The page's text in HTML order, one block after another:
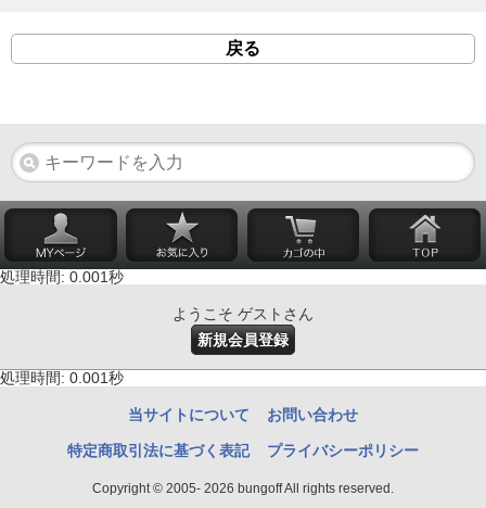
戻る
処理時間: 0.001秒
ようこそ ゲストさん
新規会員登録
処理時間: 0.001秒
当サイトについて お問い合わせ
特定商取引法に基づく表記 プライバシーポリシー
Copyright © 2005- 2026 bungoff All rights reserved.